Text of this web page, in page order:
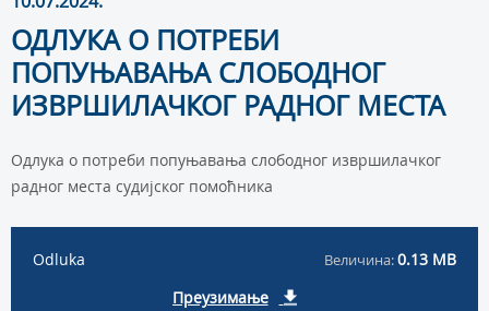
ОДЛУКА О ПОТРЕБИ
ПОПУЊАВАЊА СЛОБОДНОГ
ИЗВРШИЛАЧКОГ РАДНОГ МЕСТА
Одлука о потреби попуњавања слободног извршилачког
радног места судијског помоћника
Odluka Величина:0.13 MB
Преузимање